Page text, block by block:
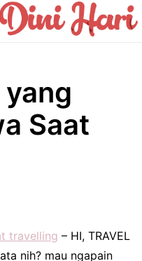
Saat
travelling – HI, TRAVEL
nih? mau ngapain